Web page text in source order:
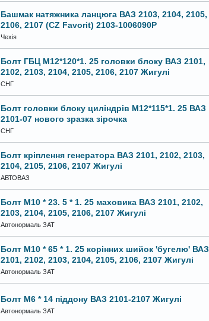
Башмак натяжника ланцюга ВАЗ 2103, 2104, 2105,
2106, 2107 (CZ Favorit) 2103-1006090Р
Чехія
Болт ГБЦ М12*120*1. 25 головки блоку ВАЗ 2101,
2102, 2103, 2104, 2105, 2106, 2107 Жигулі
СНГ
Болт головки блоку циліндрів М12*115*1. 25 ВАЗ
2101-07 нового зразка зірочка
СНГ
Болт кріплення генератора ВАЗ 2101, 2102, 2103,
2104, 2105, 2106, 2107 Жигулі
АВТОВАЗ
Болт М10 * 23. 5 * 1. 25 маховика ВАЗ 2101, 2102,
2103, 2104, 2105, 2106, 2107 Жигулі
Автонормаль ЗАТ
Болт М10 * 65 * 1. 25 корінних шийок 'бугелю' ВАЗ
2101, 2102, 2103, 2104, 2105, 2106, 2107 Жигулі
Автонормаль ЗАТ
Болт М6 * 14 піддону ВАЗ 2101-2107 Жигулі
Автонормаль ЗАТ